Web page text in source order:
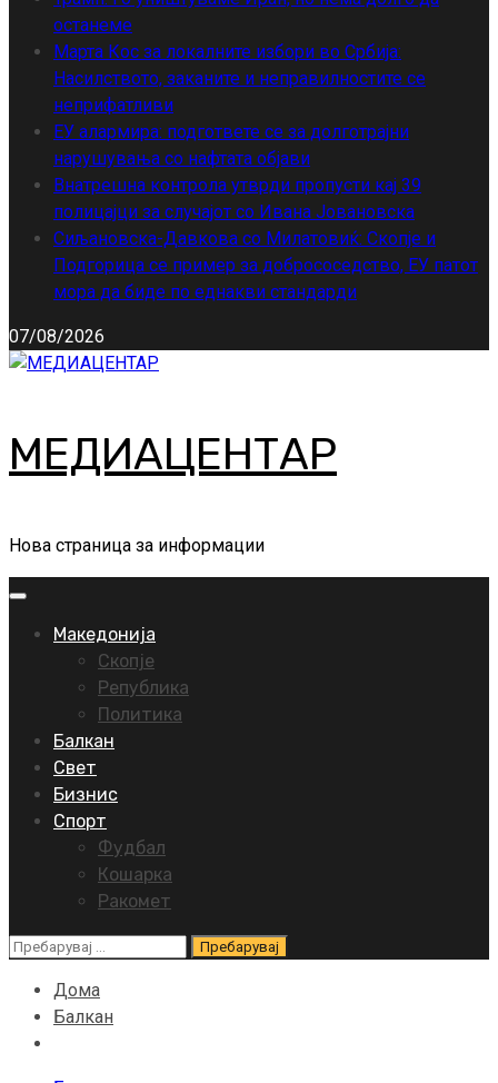
останеме
Марта Кос за локалните избори во Србија:
Насилството, заканите и неправилностите се
неприфатливи
ЕУ алармира: подгответе се за долготрајни
нарушувања со нафтата објави
Внатрешна контрола утврди пропусти кај 39
полицајци за случајот со Ивана Јовановска
Сиљановска-Давкова со Милатовиќ: Скопје и
Подгорица се пример за добрососедство, ЕУ патот
мора да биде по еднакви стандарди
07/08/2026
МЕДИАЦЕНТАР
Нова страница за информации
Primary
Македонија
Скопје
Република
Политика
Балкан
Свет
Бизнис
Спорт
Фудбал
Кошарка
Ракомет
Пребарувај
Дома
Балкан